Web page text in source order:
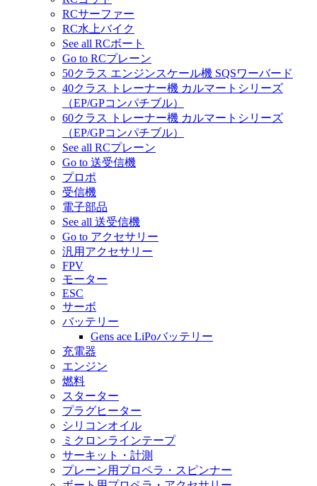
RCサーファー
RC水上バイク
See all RCボート
Go to RCプレーン
50クラス エンジンスケール機 SQSワーバード
40クラス トレーナー機 カルマートシリーズ
（EP/GPコンパチブル）
60クラス トレーナー機 カルマートシリーズ
（EP/GPコンパチブル）
See all RCプレーン
Go to 送受信機
プロポ
受信機
電子部品
See all 送受信機
Go to アクセサリー
汎用アクセサリー
FPV
モーター
ESC
サーボ
バッテリー
Gens ace LiPoバッテリー
充電器
エンジン
燃料
スターター
プラグヒーター
シリコンオイル
ミクロンラインテープ
サーキット・計測
プレーン用プロペラ・スピンナー